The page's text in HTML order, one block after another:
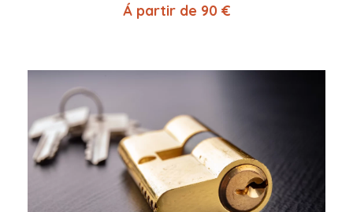
Á partir de 90 €